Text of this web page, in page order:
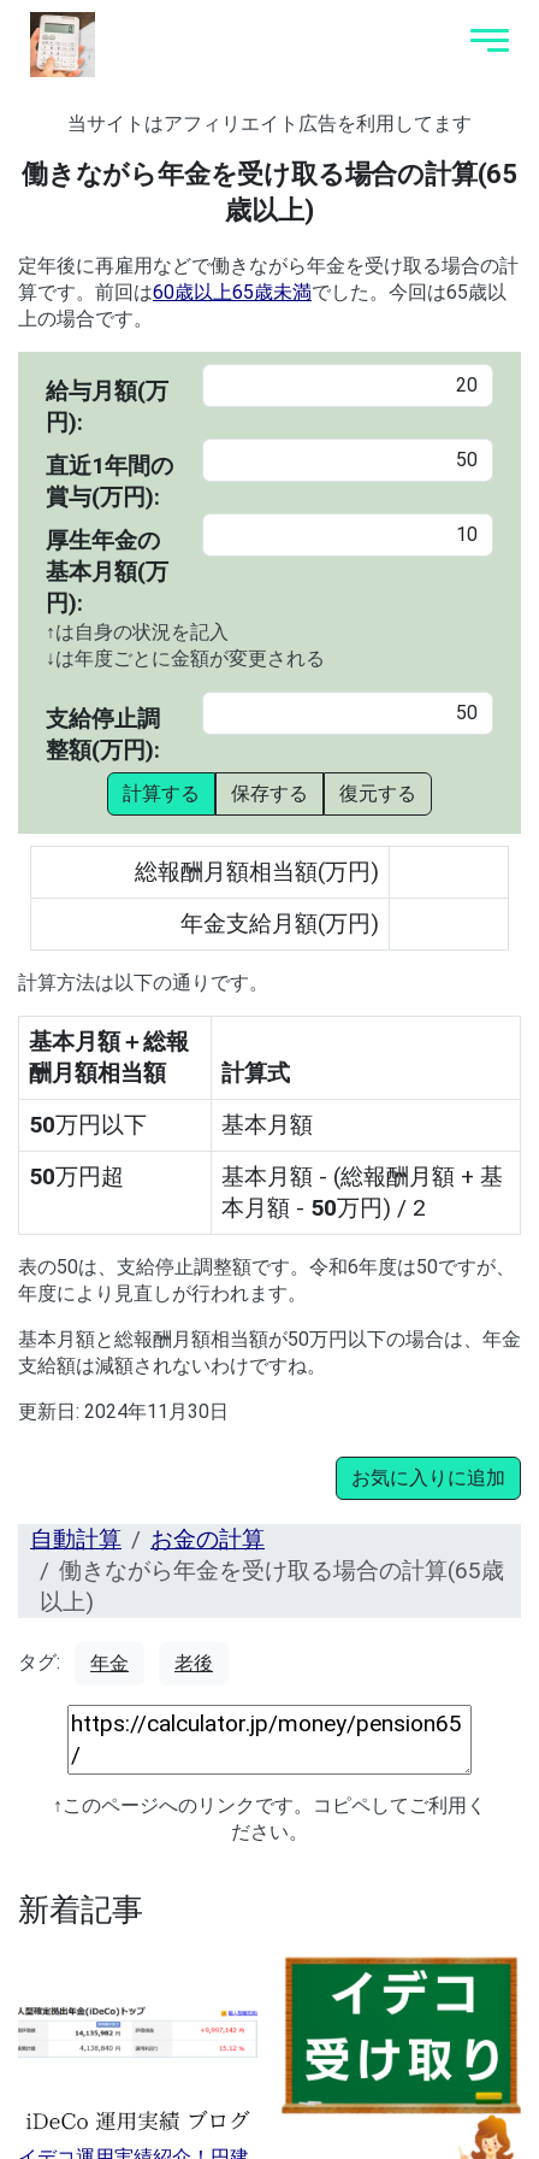
当サイトはアフィリエイト広告を利用してます
働きながら年金を受け取る場合の計算(65
歳以上)
定年後に再雇用などで働きながら年金を受け取る場合の計
算です。前回は60歳以上65歳未満でした。今回は65歳以
上の場合です。
給与月額(万
円):
直近1年間の
賞与(万円):
厚生年金の
基本月額(万
円):
↑は自身の状況を記入
↓は年度ごとに金額が変更される
支給停止調
整額(万円):
計算する 保存する 復元する
総報酬月額相当額(万円)
年金支給月額(万円)
計算方法は以下の通りです。
基本月額＋総報
酬月額相当額
計算式
50万円以下
基本月額
50万円超
基本月額 - (総報酬月額 + 基
本月額 - 50万円) / 2
表の50は、支給停止調整額です。令和6年度は50ですが、
年度により見直しが行われます。
基本月額と総報酬月額相当額が50万円以下の場合は、年金
支給額は減額されないわけですね。
更新日: 2024年11月30日
お気に入りに追加
自動計算
お金の計算
働きながら年金を受け取る場合の計算(65歳
以上)
タグ: 年金 老後
↑このページへのリンクです。コピペしてご利用く
ださい。
新着記事